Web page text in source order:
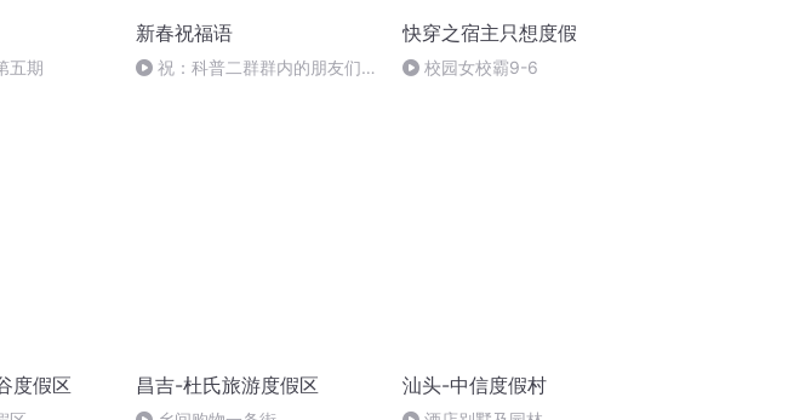
五期
新春祝福语
祝：科普二群群内的朋友们新
快穿之宿主只想度假
校园女校霸9-6
度假区 昌吉-杜氏旅游度假区 汕头-中信度假村